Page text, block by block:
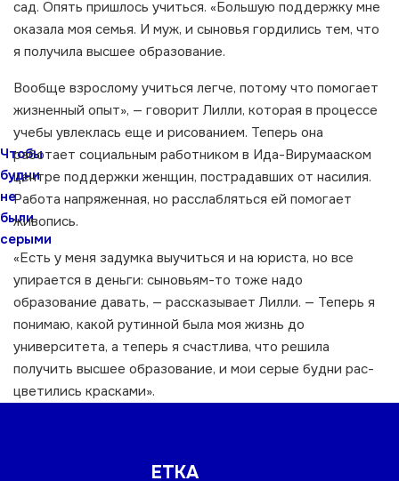
Чтобы
будни
не
были
серыми
сад. Опять пришлось учиться. «Большую поддержку мне
оказала моя семья. И муж, и сыновья гордились тем, что
я получила высшее образование.
Вообще взрослому учиться легче, потому что помогает
жизненный опыт», — говорит Лилли, которая в процессе
учебы увлеклась еще и рисованием. Теперь она
работает социальным работником в Ида-Вирумааском
центре поддержки женщин, пострадавших от насилия.
Работа напряженная, но расслабляться ей помогает
живопись.
«Есть у меня задумка выучиться и на юриста, но все
упирается в деньги: сыновьям-то тоже надо
образование давать, — рассказывает Лилли. — Теперь я
понимаю, какой рутинной была моя жизнь до
университета, а теперь я счастлива, что решила
получить высшее образование, и мои серые будни рас-
цветились красками».
ETKA